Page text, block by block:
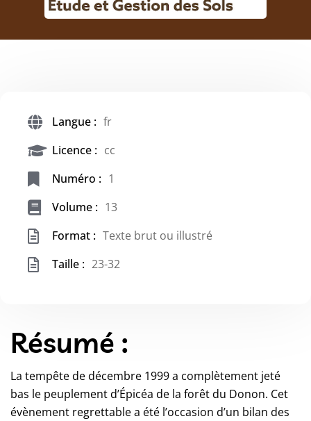
Langue : fr
Licence : cc
Numéro : 1
Volume : 13
Format : Texte brut ou illustré
Taille : 23-32
Résumé :
La tempête de décembre 1999 a complètement jeté
bas le peuplement d’Épicéa de la forêt du Donon. Cet
évènement regrettable a été l’occasion d’un bilan des